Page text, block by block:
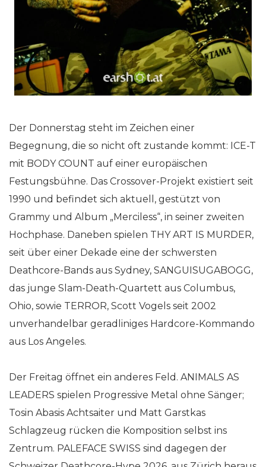
Der Donnerstag steht im Zeichen einer
Begegnung, die so nicht oft zustande kommt: ICE-T
mit BODY COUNT auf einer europäischen
Festungsbühne. Das Crossover-Projekt existiert seit
1990 und befindet sich aktuell, gestützt von
Grammy und Album „Merciless“, in seiner zweiten
Hochphase. Daneben spielen THY ART IS MURDER,
seit über einer Dekade eine der schwersten
Deathcore-Bands aus Sydney, SANGUISUGABOGG,
das junge Slam-Death-Quartett aus Columbus,
Ohio, sowie TERROR, Scott Vogels seit 2002
unverhandelbar geradliniges Hardcore-Kommando
aus Los Angeles.
Der Freitag öffnet ein anderes Feld. ANIMALS AS
LEADERS spielen Progressive Metal ohne Sänger;
Tosin Abasis Achtsaiter und Matt Garstkas
Schlagzeug rücken die Komposition selbst ins
Zentrum. PALEFACE SWISS sind dagegen der